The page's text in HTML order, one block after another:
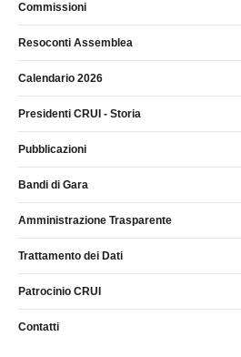
Commissioni
Resoconti Assemblea
Calendario 2026
Presidenti CRUI - Storia
Pubblicazioni
Bandi di Gara
Amministrazione Trasparente
Trattamento dei Dati
Patrocinio CRUI
Contatti